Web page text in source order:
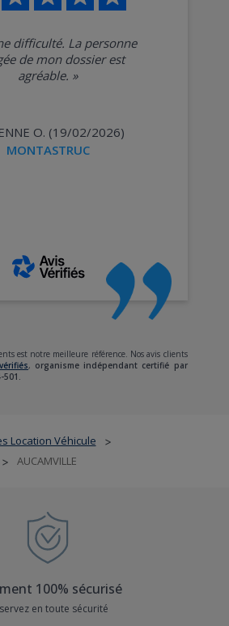
Location Véhicule >
> AUCAMVILLE
La personne
de mon dossier est
agréable. »
O. (19/02/2026)
MONTASTRUC
est notre meilleure référence. Nos avis clients
, organisme indépendant certifié par
501.
100% sécurisé
en toute sécurité